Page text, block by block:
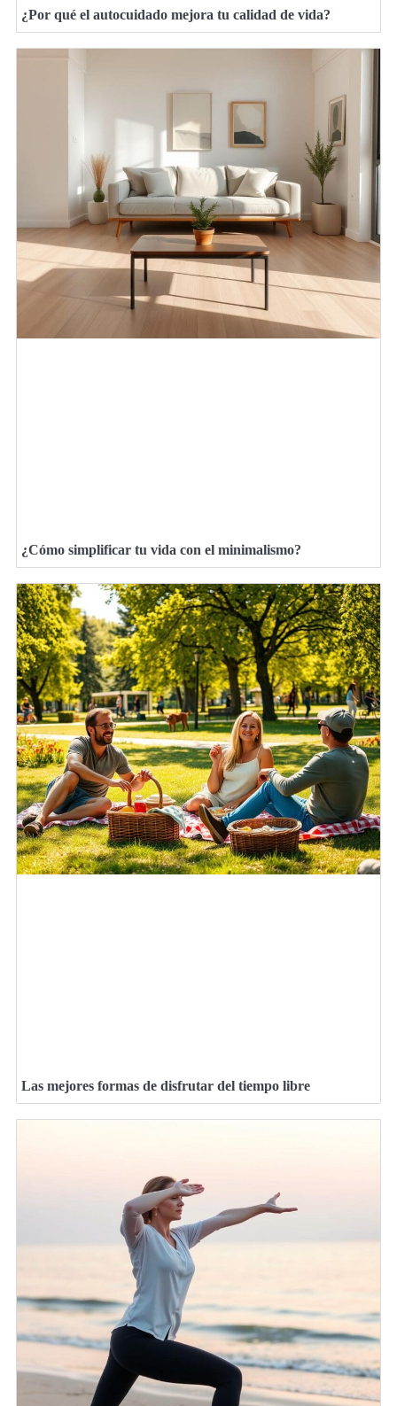
¿Por qué el autocuidado mejora tu calidad de vida?
¿Cómo simplificar tu vida con el minimalismo?
Las mejores formas de disfrutar del tiempo libre